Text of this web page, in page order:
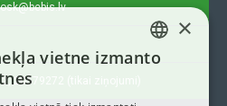
20579272 (tikai ziņojumi)
LATVIAN
×
vietne izmanto